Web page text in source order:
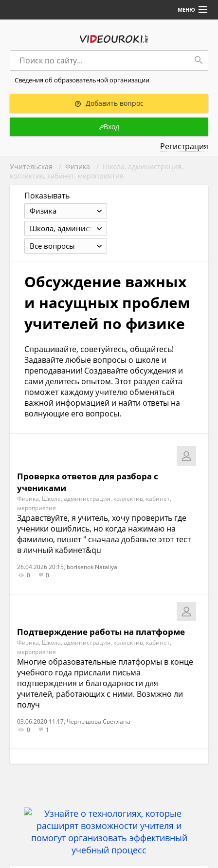
МЕНЮ
Сведения об образовательной организации
Добавить вопрос
Вход
Регистрация
Учительская / Физика
/ Школа, администрация,
коллектив, кабинет, мероприятия
Показывать
Физика
Школа, администрация, коллектив, кабинет, мероприятия
Все вопросы
Обсуждение важных
и насущных проблем
учителей по физике
Спрашивайте, советуйтесь, общайтесь!
Задавайте любые вопросы о школе и
преподавании! Создавайте обсуждения и
сами делитесь опытом. Этот раздел сайта
поможет каждому учителю обменяться
важной информацией и найти ответы на
волнующие его вопросы.
Проверка ответов для разбора с
учениками
Физика, Школа, администрация, коллектив, кабинет,
мероприятия
Здравствуйте, я учитель, хочу проверить где
ученики ошиблись, но когда нажимаю на
фамилию, пишет " сначала добавьте этот тест
в личный кабинет&qu
26.04.2026 20:15, borisenok Nataliya
0
0
Подтверждение работы на платформе
Физика, Школа, администрация, коллектив, кабинет,
мероприятия
Многие образовательные платформы в конце
учебного года прислали письма
подтверждения и благодарности для
учителей, работающих с ними. Возмжно ли
получ
03.06.2020 11:17, Чернышова Светлана
0
1